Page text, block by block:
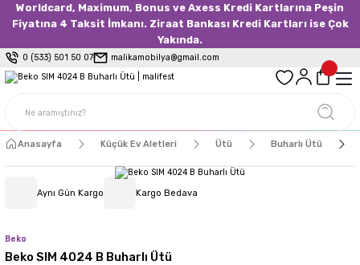
Worldcard, Maximum, Bonus ve Axess Kredi Kartlarına Peşin
Fiyatına 4 Taksit İmkanı. Ziraat Bankası Kredi Kartları ise Çok
Yakında.
0 (533) 501 50 07 malikamobilya@gmail.com
Anasayfa Küçük Ev Aletleri Ütü Buharlı Ütü
Aynı Gün Kargo Kargo Bedava
Beko
Beko SIM 4024 B Buharlı Ütü